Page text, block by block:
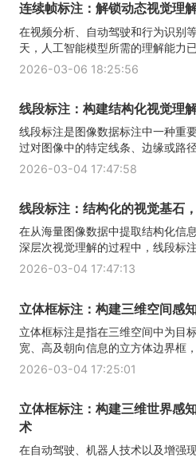
连续帧标注：解锁动态视觉理
在视频分析、自动驾驶和行为识别
天，人工智能模型所需的理解能力
2026-03-06 18:25:56
线段标注：构建结构化视觉理
线段标注是图像数据标注中一种重
过对图像中的特定线条、边缘或路
2026-03-04 17:47:58
线段标注：结构化的视觉基石
在从海量图像数据中提取结构化信
深层次视觉理解的过程中，线段标
2026-03-04 17:47:13
立体框标注：构建三维空间感
立体框标注是指在三维空间中为目
宽、高及朝向信息的立方体边界框
2026-03-04 17:25:01
立体框标注：构建三维世界感
术
在自动驾驶、机器人技术以及增强